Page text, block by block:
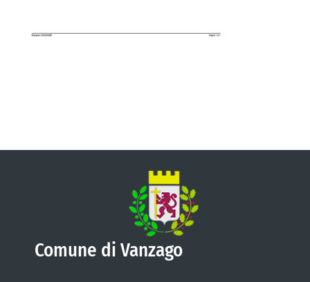
VIVERE VANZAGO
Comune di Vanzago